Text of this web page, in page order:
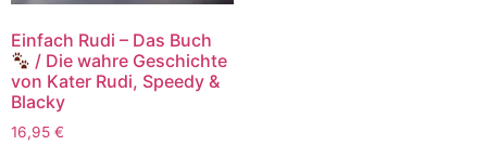
Einfach Rudi – Das Buch
/ Die wahre Geschichte
von Kater Rudi, Speedy &
Blacky
16,95 €